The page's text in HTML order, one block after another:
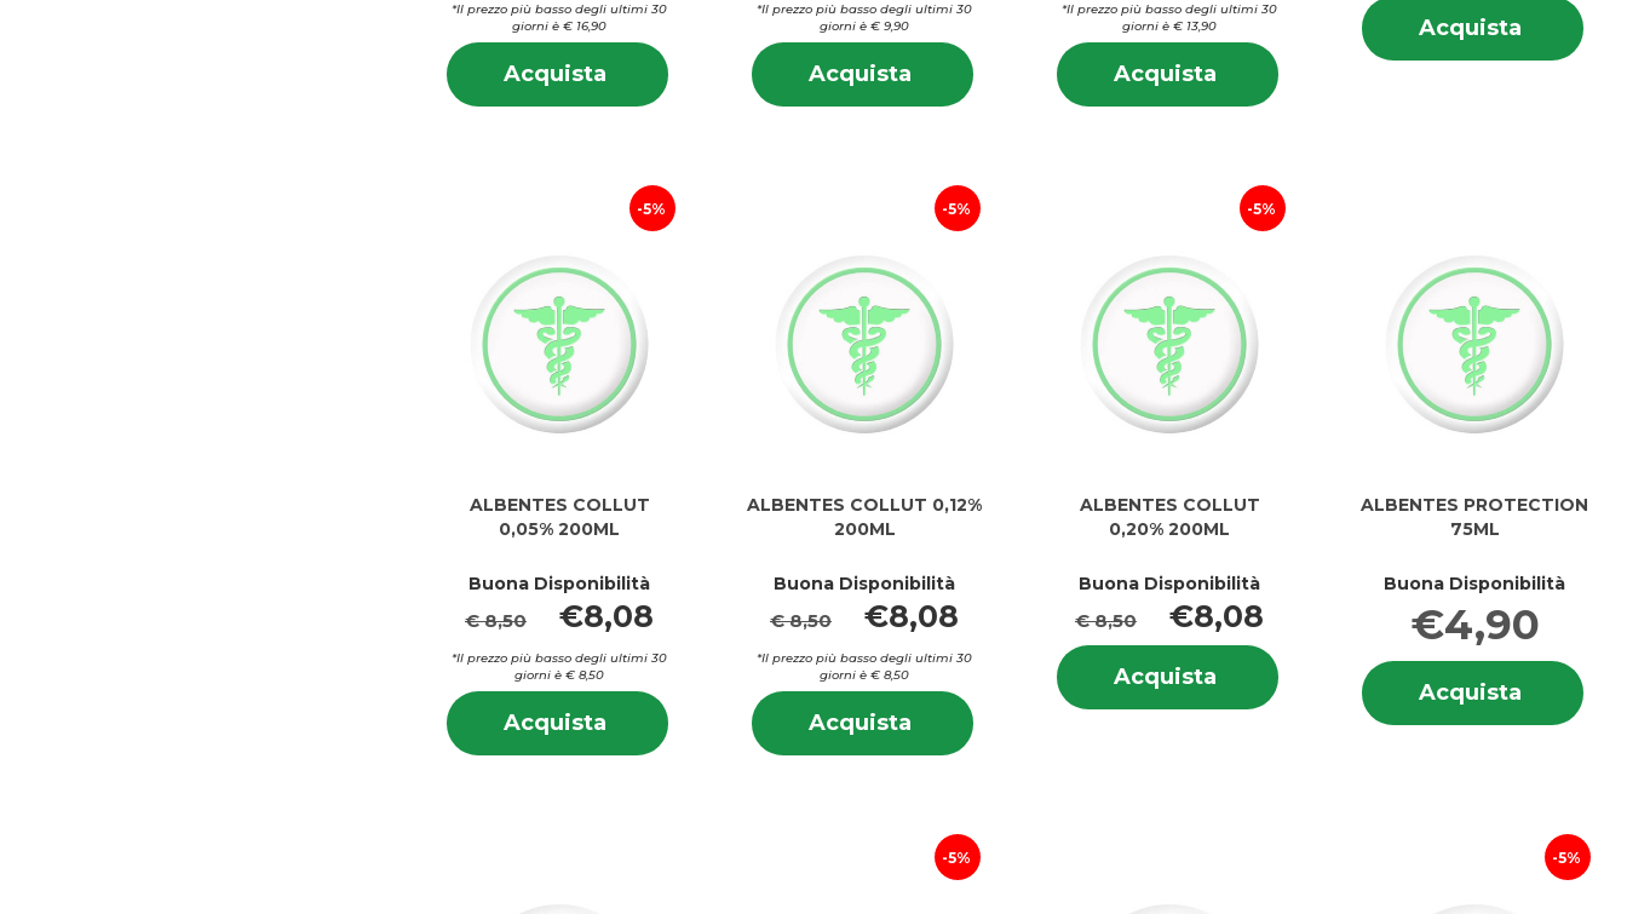
*Il prezzo più basso degli ultimi 30
giorni è € 16,90
Acquista
Acquista ACTAPIL
CORPO
Informazioni
su ACTAPIL
*Il prezzo più basso degli ultimi 30
giorni è € 9,90
Acquista
Acquista ACTAPIL
DEO
Informazioni
su ACTAPIL
*Il prezzo più basso degli ultimi 30
giorni è € 13,90
Acquista
Acquista ACTAPIL
VISO
Informazioni
Acquista
Acquista
30CPR al
ALBENTES COLLUT
0,05% 200ML
Buona Disponibilità
5%
€ 8,50 €8,08
*Il prezzo più basso degli ultimi 30
giorni è € 8,50
Acquista
Acquista ALBENTES
COLLUT
Informazioni
su ALBENTES
ALBENTES COLLUT 0,12%
200ML
Buona Disponibilità
5%
€ 8,50 €8,08
*Il prezzo più basso degli ultimi 30
giorni è € 8,50
Acquista
Acquista ALBENTES
COLLUT
Informazioni
ALBENTES COLLUT
0,20% 200ML
Buona Disponibilità
5%
€ 8,50 €8,08
Acquista
Acquista ALBENTES
COLLUT
Informazioni
su ALBENTES
ALBENTES PROTECTION
75ML
Buona Disponibilità
€4,90
Acquista
5% 5%